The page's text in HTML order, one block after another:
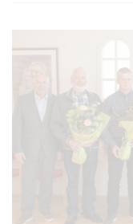
og bekkjum. Það
svæðið eigi eftir
þess vel.